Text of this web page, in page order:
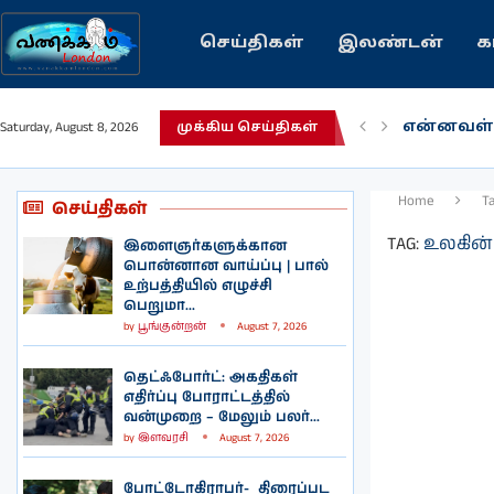
செய்திகள் இலண்டன்
Saturday, August 8, 2026 முக்கிய செய்திகள்
என்னவள்!
செய்திகள்
இளைஞர்களுக்கான
பொன்னான வாய்ப்பு | பால்
உற்பத்தியில் எழுச்சி
பெறுமா...
by பூங்குன்றன் August 7, 2026
தெட்ஃபோர்ட்: அகதிகள்
எதிர்ப்பு போராட்டத்தில்
வன்முறை – மேலும் பலர்...
by இளவரசி August 7, 2026
போட்டோகிராபர்- ‌ திரைப்பட
Home
TAG: உலகின்